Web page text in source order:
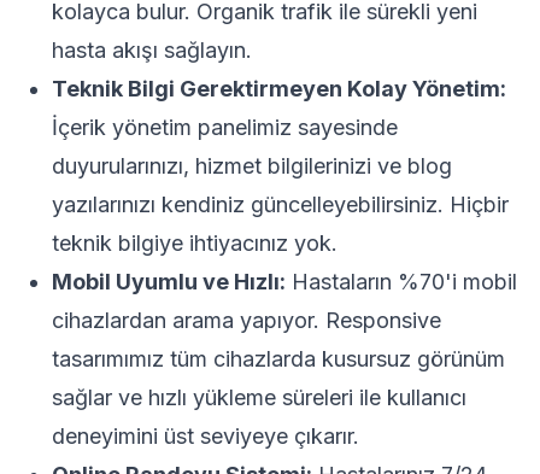
kolayca bulur. Organik trafik ile sürekli yeni
hasta akışı sağlayın.
Teknik Bilgi Gerektirmeyen Kolay Yönetim:
İçerik yönetim panelimiz sayesinde
duyurularınızı, hizmet bilgilerinizi ve blog
yazılarınızı kendiniz güncelleyebilirsiniz. Hiçbir
teknik bilgiye ihtiyacınız yok.
Mobil Uyumlu ve Hızlı: Hastaların %70'i mobil
cihazlardan arama yapıyor. Responsive
tasarımımız tüm cihazlarda kusursuz görünüm
sağlar ve hızlı yükleme süreleri ile kullanıcı
deneyimini üst seviyeye çıkarır.